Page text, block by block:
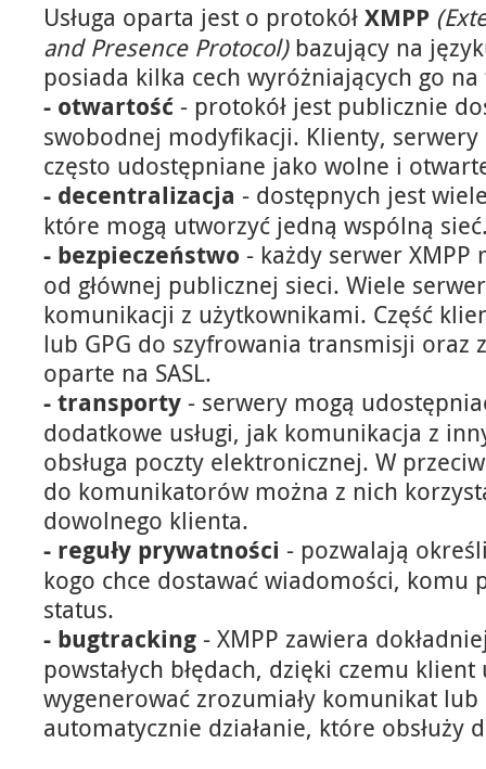
Usługa oparta jest o protokół XMPP
and Presence Protocol)bazujący na
posiada kilka cech wyróżniających go
- otwartość - protokół jest publicznie
swobodnej modyfikacji. Klienty,
często udostępniane jako wolne i
- decentralizacja - dostępnych jest
które mogą utworzyć jedną wspólną
- bezpieczeństwo - każdy serwer
od głównej publicznej sieci. Wiele
komunikacji z użytkownikami. Część
lub GPG do szyfrowania transmisji oraz
oparte na SASL.
- transporty - serwery mogą
dodatkowe usługi, jak komunikacja z
obsługa poczty elektronicznej. W
do komunikatorów można z nich
dowolnego klienta.
- reguły prywatności - pozwalają
kogo chce dostawać wiadomości, komu
status.
- bugtracking - XMPP zawiera
powstałych błędach, dzięki czemu
wygenerować zrozumiały komunikat
automatycznie działanie, które obsłuży